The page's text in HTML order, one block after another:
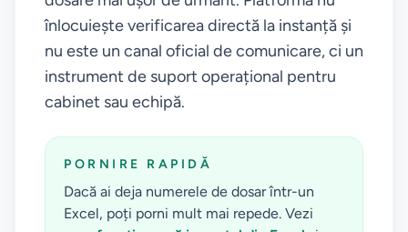
înlocuiește verificarea directă la instanță și
nu este un canal oficial de comunicare, ci un
instrument de suport operațional pentru
cabinet sau echipă.
PORNIRE RAPIDĂ
Dacă ai deja numerele de dosar într-un
Excel, poți porni mult mai repede. Vezi